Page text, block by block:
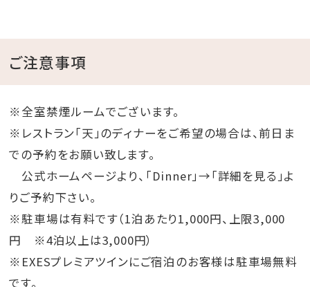
ご注意事項
※全室禁煙ルームでございます。
※レストラン「天」のディナーをご希望の場合は、前日ま
での予約をお願い致します。
公式ホームページより、「Dinner」→「詳細を見る」よ
りご予約下さい。
※駐車場は有料です（1泊あたり1,000円、上限3,000
円 ※4泊以上は3,000円）
※EXESプレミアツインにご宿泊のお客様は駐車場無料
です。